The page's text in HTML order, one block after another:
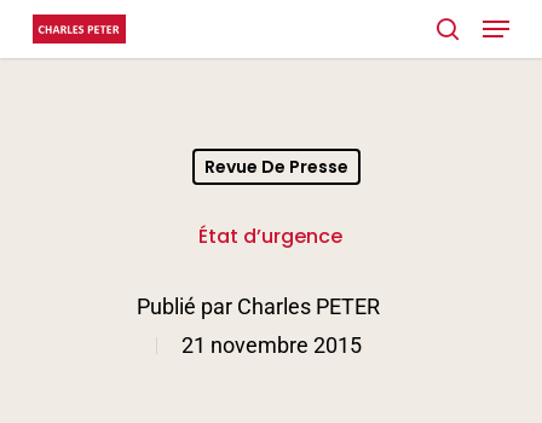
Skip
to
search
Menu
Revue De Presse
État d’urgence
Publié par Charles PETER
21 novembre 2015